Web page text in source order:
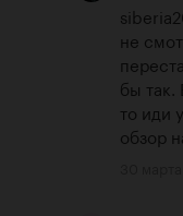
не
бы так.
то иди
обзор